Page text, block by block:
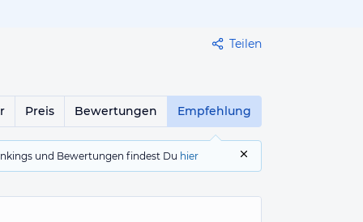
Teilen
Preis Bewertungen Empfehlung
und Bewertungen findest Du hier